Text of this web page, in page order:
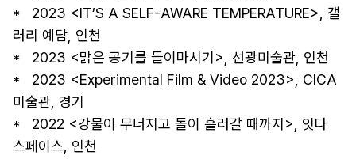
*   2023 <IT’S A SELF-AWARE TEMPERATURE>, 갤
러리 예담, 인천
*   2023 <맑은 공기를 들이마시기>, 선광미술관, 인천
*   2023 <Experimental Film & Video 2023>, CICA
미술관, 경기
*   2022 <강물이 무너지고 돌이 흘러갈 때까지>, 잇다
스페이스, 인천